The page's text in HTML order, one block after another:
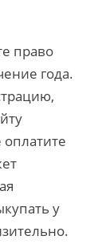
право
года.
у